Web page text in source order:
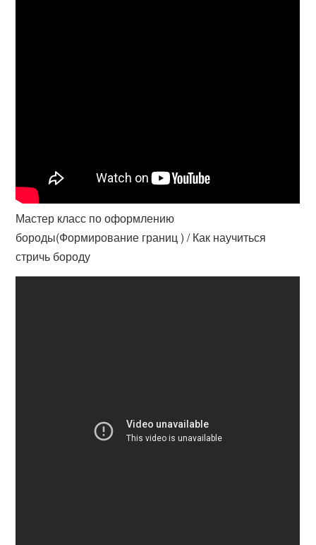
Мастер класс по оформлению
бороды(Формирование границ ) / Как научиться
стричь бороду